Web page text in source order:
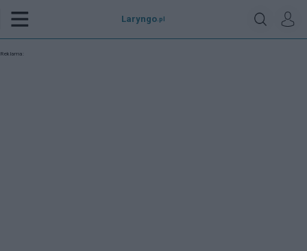
Laryngo .pl
Reklama: